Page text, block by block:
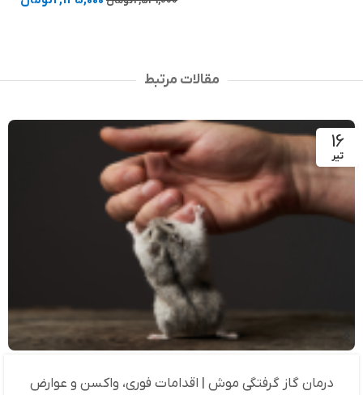
مقالات مرتبط
16
تیر
درمان گاز گرفتگی موش | اقدامات فوری، واکسن و عوارض